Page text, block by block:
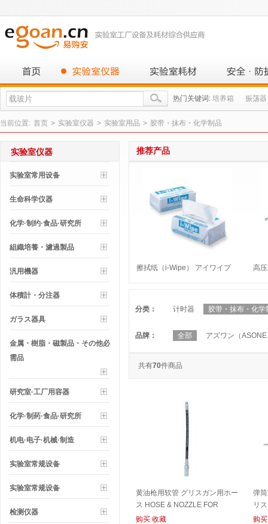
热门关键词: 培养箱 振荡器
当前位置: 首页 > 实验室仪器 > 实验室用品 > 胶带・抹布・化学制品
推荐产品
擦拭纸（i-Wipe） アイワイプ
高
分类： 计时器 胶带・抹布・化学
品牌： 全部 アズワン（
共有70件商品
黄油枪用软管 グリスガン用ホー
ス HOSE & NOZZLE FOR
GREASE GUN
购买 收藏
弹
リ
购买
实验室仪器
实验室常用设备
生命科学仪器
化学·制约·食品·研究所
組織培養・濾過製品
汎用機器
体積計・分注器
ガラス器具
金属・樹脂・磁製品・その他必
需品
研究室·工厂用容器
化学·制药·食品·研究所
机电·电子·机械·制造
实验室常规设备
实验室常规设备
检测仪器